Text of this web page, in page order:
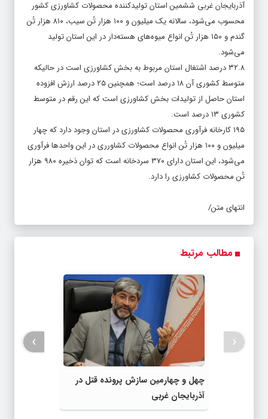
آذربایجان غربی ششمین استان تولیدکننده محصولات کشاورزی کشور
محسوب می‌شود، سالانه یک میلیون و ۱۰۰ هزار تُن سیب، ۸۱۰ هزار تُن
گندم و ۱۵۰ هزار تُن انواع میوه‌های هسته‌دار در این استان تولید
می‌شود.
۳۲.۸ درصد اشتغال استان مربوط به بخش کشاورزی است در حالیکه
متوسط کشوری آن ۱۸ درصد است؛ همچنین ۲۵ درصد ارزش افزوده
استان حاصل از تولیدات بخش کشاورزی است که این رقم در متوسط
کشوری ۱۳ درصد است.
۱۹۵ کارخانه فرآوری محصولات کشاورزی در استان وجود دارد که چهار
میلیون و ۱۰۰ هزار تُن انواع محصولات کشاورری در این واحدها فرآوری
می‌شود، این استان دارای ۳۷۰ سردخانه است که توان ذخیره ۹۸۰ هزار
تُن محصولات کشاورزی را دارد.
انتهای متن/
مطالب مرتبط
چهل و چهارمین سازش پرونده قتل در
آذربایجان غربی
‹
›